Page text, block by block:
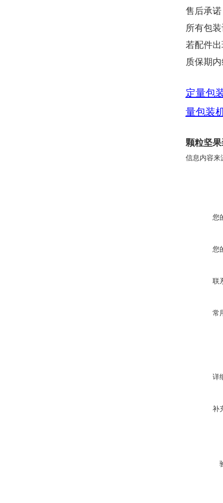
售后承
所有包
若配件
质保期
定量包
量包装
颗粒坚
信息内容来
您
您
联
常
详
补